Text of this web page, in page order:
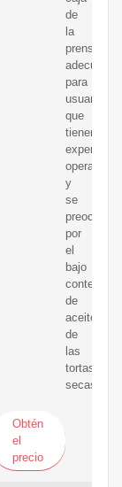
de
la
prensa,
adecuada
para
usuarios
que
tienen
operativa
y
se
preocupan
por
el
bajo
contenido
de
aceite
de
las
tortas
secas.
Obtén
el
precio